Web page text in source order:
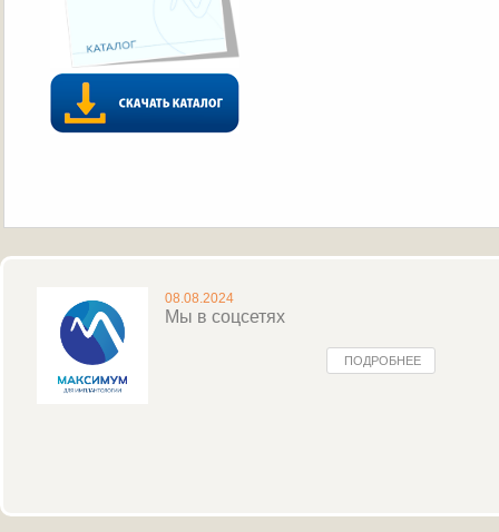
08.08.2024
Мы в соцсетях
ПОДРОБНЕЕ